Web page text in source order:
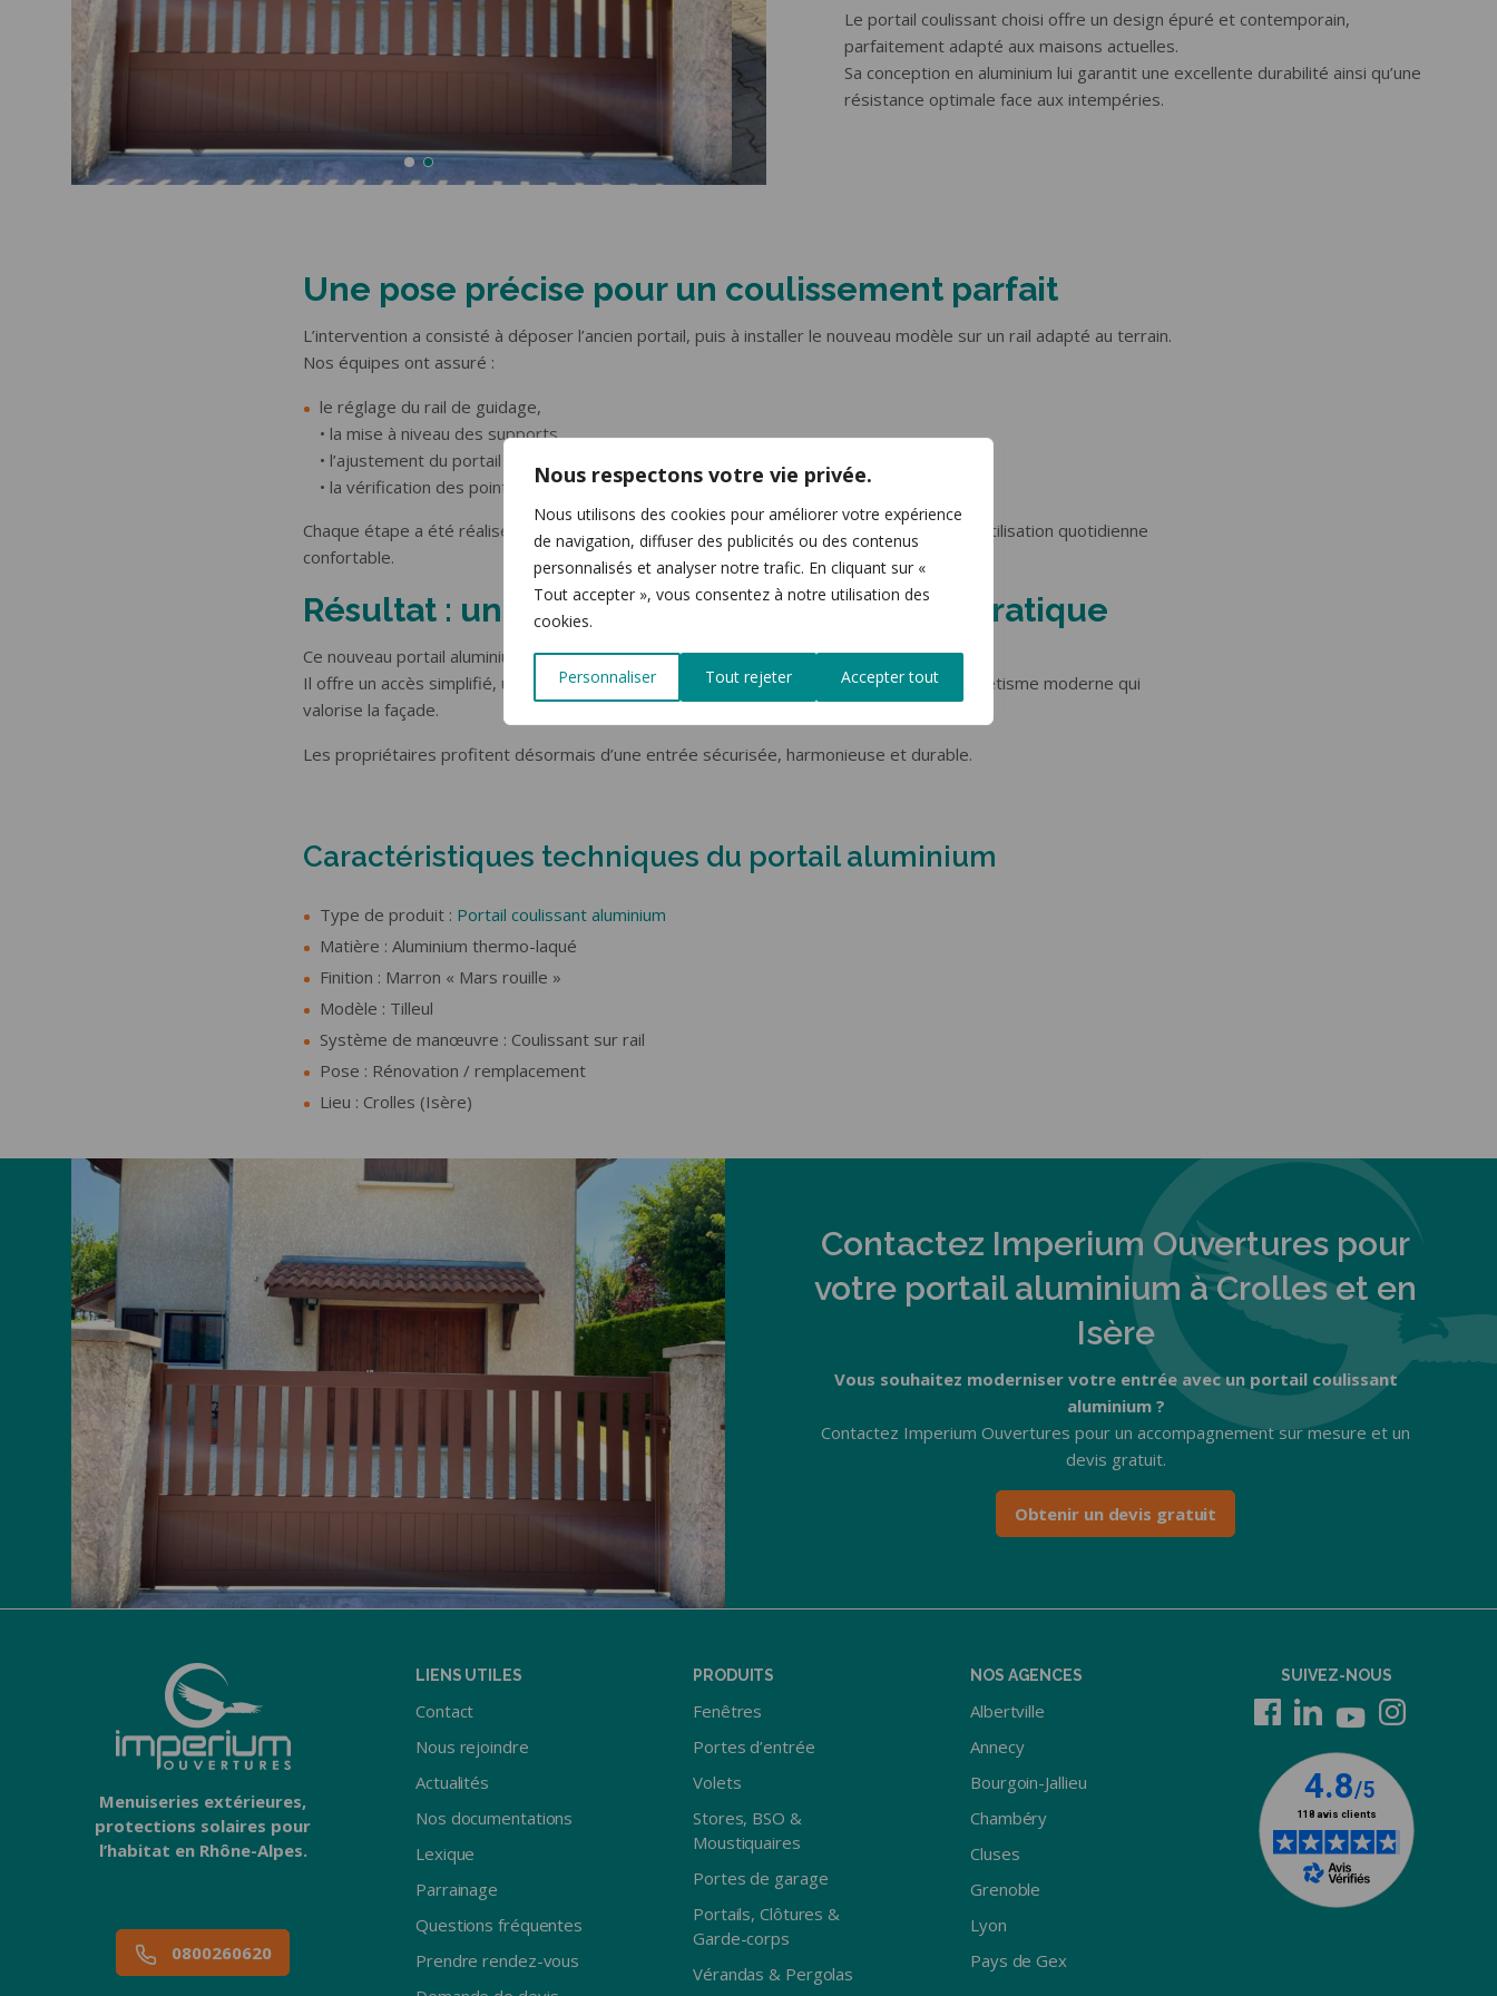
Nous respectons votre vie privée.
Nous utilisons des cookies pour améliorer votre expérience
de navigation, diffuser des publicités ou des contenus
personnalisés et analyser notre trafic. En cliquant sur «
Tout accepter », vous consentez à notre utilisation des
cookies.
Personnaliser Tout rejeter Accepter tout
Le portail coulissant choisi offre un design épuré et contemporain,
parfaitement adapté aux maisons actuelles.
Sa conception en aluminium lui garantit une excellente durabilité ainsi qu’une
résistance optimale face aux intempéries.
Une pose précise pour un coulissement parfait
L’intervention a consisté à déposer l’ancien portail, puis à installer le nouveau modèle sur un rail adapté au terrain.
Nos équipes ont assuré :
le réglage du rail de guidage,
• la mise à niveau des supports,
• l’ajustement du portail pour un mouvement fluide,
• la vérification des points de sécurité.
Chaque étape a été réalisée avec soin afin de garantir un coulissement silencieux et une utilisation quotidienne
confortable.
Résultat : une entrée modernisée et plus pratique
Ce nouveau portail aluminium apporte un véritable renouveau à l’extérieur de la maison.
Il offre un accès simplifié, une meilleure gestion de l’espace lors de l’ouverture et un esthétisme moderne qui
valorise la façade.
Les propriétaires profitent désormais d’une entrée sécurisée, harmonieuse et durable.
Caractéristiques techniques du portail aluminium
Type de produit : Portail coulissant aluminium
Matière : Aluminium thermo-laqué
Finition : Marron « Mars rouille »
Modèle : Tilleul
Système de manœuvre : Coulissant sur rail
Pose : Rénovation / remplacement
Lieu : Crolles (Isère)
Contactez Imperium Ouvertures pour
votre portail aluminium à Crolles et en
Isère
Vous souhaitez moderniser votre entrée avec un portail coulissant
aluminium ?
Contactez Imperium Ouvertures pour un accompagnement sur mesure et un
devis gratuit.
Obtenir un devis gratuit
Menuiseries extérieures,
protections solaires pour
l’habitat en Rhône-Alpes.
0800260620
LIENS UTILES
Contact
Nous rejoindre
Actualités
Nos documentations
Lexique
Parrainage
Questions fréquentes
Prendre rendez-vous
PRODUITS
Fenêtres
Portes d’entrée
Volets
Stores, BSO &
Moustiquaires
Portes de garage
Portails, Clôtures &
Garde-corps
Vérandas & Pergolas
NOS AGENCES
Albertville
Annecy
Bourgoin-Jallieu
Chambéry
Cluses
Grenoble
Lyon
Pays de Gex
SUIVEZ-NOUS